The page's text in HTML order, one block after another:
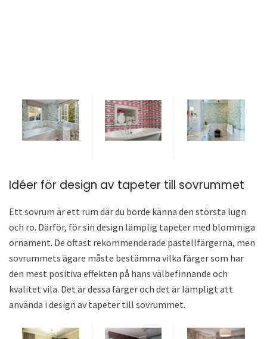
Idéer för design av tapeter till sovrummet
Ett sovrum är ett rum där du borde känna den största lugn
och ro. Därför, för sin design lämplig tapeter med blommiga
ornament. De oftast rekommenderade pastellfärgerna, men
sovrummets ägare måste bestämma vilka färger som har
den mest positiva effekten på hans välbefinnande och
kvalitet vila. Det är dessa färger och det är lämpligt att
använda i design av tapeter till sovrummet.